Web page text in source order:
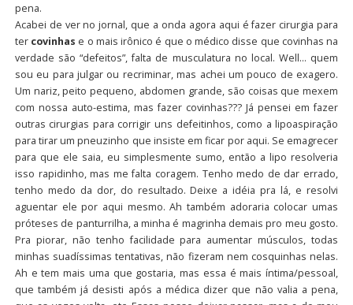
pena.
Acabei de ver no jornal, que a onda agora aqui é fazer cirurgia para
ter covinhas e o mais irônico é que o médico disse que covinhas na
verdade são “defeitos”, falta de musculatura no local. Well… quem
sou eu para julgar ou recriminar, mas achei um pouco de exagero.
Um nariz, peito pequeno, abdomen grande, são coisas que mexem
com nossa auto-estima, mas fazer covinhas??? Já pensei em fazer
outras cirurgias para corrigir uns defeitinhos, como a lipoaspiração
para tirar um pneuzinho que insiste em ficar por aqui. Se emagrecer
para que ele saia, eu simplesmente sumo, então a lipo resolveria
isso rapidinho, mas me falta coragem. Tenho medo de dar errado,
tenho medo da dor, do resultado. Deixe a idéia pra lá, e resolvi
aguentar ele por aqui mesmo. Ah também adoraria colocar umas
próteses de panturrilha, a minha é magrinha demais pro meu gosto.
Pra piorar, não tenho facilidade para aumentar músculos, todas
minhas suadíssimas tentativas, não fizeram nem cosquinhas nelas.
Ah e tem mais uma que gostaria, mas essa é mais íntima/pessoal,
que também já desisti após a médica dizer que não valia a pena,